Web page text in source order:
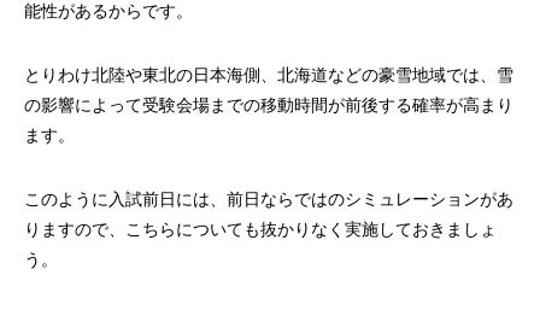
能性があるからです。
とりわけ北陸や東北の日本海側、北海道などの豪雪地域では、雪
の影響によって受験会場までの移動時間が前後する確率が高まり
ます。
このように入試前日には、前日ならではのシミュレーションがあ
りますので、こちらについても抜かりなく実施しておきましょ
う。